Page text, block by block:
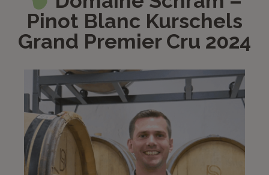
Pinot Blanc Kurschels
Grand Premier Cru 2024